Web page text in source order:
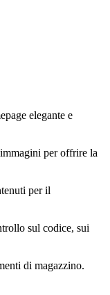
elegante e
per offrire la
per il
sul codice, sui
di magazzino.